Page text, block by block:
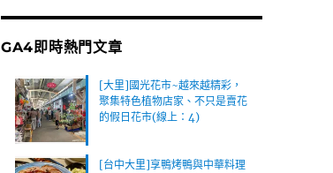
GA4即時熱門文章
[大里]國光花市~越來越精彩，
聚集特色植物店家、不只是賣花
的假日花市(線上：4)
[台中大里]享鴨烤鴨與中華料理